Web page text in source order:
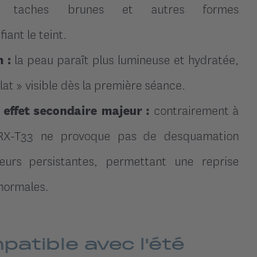
taches brunes et autres formes
le teint.
: la peau paraît plus lumineuse et hydratée,
» visible dès la première séance.
secondaire majeur : contrairement à
T33 ne provoque pas de desquamation
persistantes, permettant une reprise
avec l'été